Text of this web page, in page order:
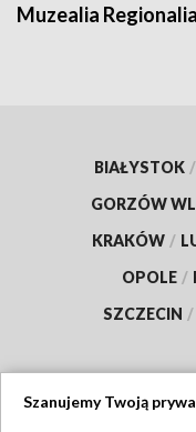
Muzealia Regionalia
BIAŁYSTOK /
GORZÓW
KRAKÓW /
OPOLE /
SZCZECIN /
Szanujemy Twoją